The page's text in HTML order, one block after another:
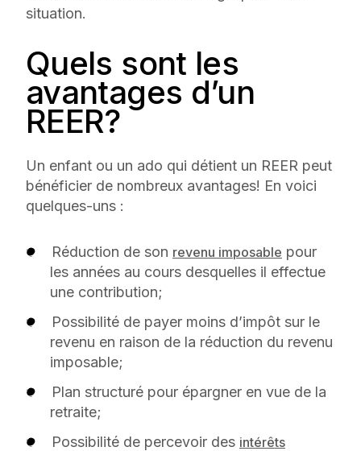
situation.
Quels sont les
avantages d’un
REER?
Un enfant ou un ado qui détient un REER peut
bénéficier de nombreux avantages! En voici
quelques-uns :
Réduction de son revenu imposable pour
les années au cours desquelles il effectue
une contribution;
Possibilité de payer moins d’impôt sur le
revenu en raison de la réduction du revenu
imposable;
Plan structuré pour épargner en vue de la
retraite;
Possibilité de percevoir des intérêts